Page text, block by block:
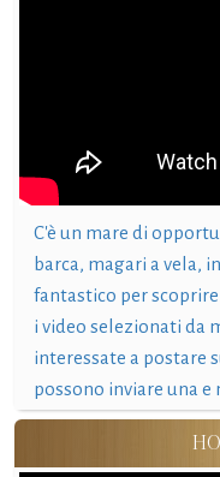
C'è un mare di
barca, magari a vela,
fantastico per
i video selezionati da
interessate a postare
possono inviare una e